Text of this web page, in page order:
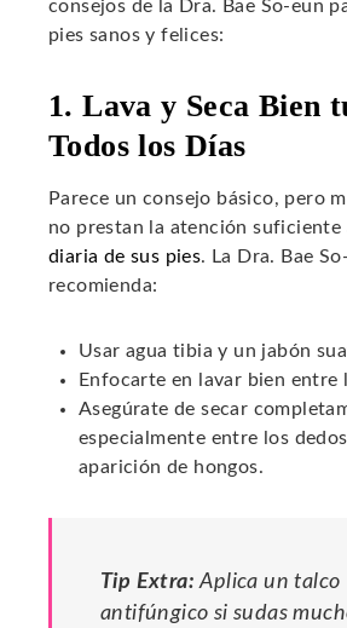
consejos de la Dra. Bae So-eun
pies sanos y felices:
1. Lava y Seca Bien
Todos los Días
Parece un consejo básico, pero
no prestan la atención suficiente
diaria de sus pies. La Dra. Bae
recomienda:
Usar agua tibia y un jabón
Enfocarte en lavar bien entre
Asegúrate de secar
especialmente entre los
aparición de hongos.
Tip Extra: Aplica un talco
antifúngico si sudas